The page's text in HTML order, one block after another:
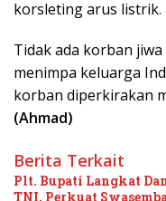
korsleting arus listrik.
Tidak ada korban
menimpa keluarga
korban diperkirakan
(Ahmad)
Berita Terkait
Plt. Bupati Langkat
TNI, Perkuat